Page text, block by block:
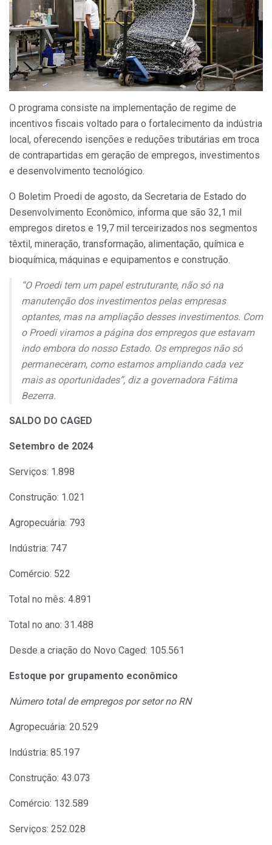
O programa consiste na implementação de regime de
incentivos fiscais voltado para o fortalecimento da indústria
local, oferecendo isenções e reduções tributárias em troca
de contrapartidas em geração de empregos, investimentos
e desenvolvimento tecnológico.
O Boletim Proedi de agosto, da Secretaria de Estado do
Desenvolvimento Econômico, informa que são 32,1 mil
empregos diretos e 19,7 mil terceirizados nos segmentos
têxtil, mineração, transformação, alimentação, química e
bioquímica, máquinas e equipamentos e construção.
“O Proedi tem um papel estruturante, não só na
manutenção dos investimentos pelas empresas
optantes, mas na ampliação desses investimentos. Com
o Proedi viramos a página dos empregos que estavam
indo embora do nosso Estado. Os empregos não só
permaneceram, como estamos ampliando cada vez
mais as oportunidades”, diz a governadora Fátima
Bezerra.
SALDO DO CAGED
Setembro de 2024
Serviços: 1.898
Construção: 1.021
Agropecuária: 793
Indústria: 747
Comércio: 522
Total no mês: 4.891
Total no ano: 31.488
Desde a criação do Novo Caged: 105.561
Estoque por grupamento econômico
Número total de empregos por setor no RN
Agropecuária: 20.529
Indústria: 85.197
Construção: 43.073
Comércio: 132.589
Serviços: 252.028